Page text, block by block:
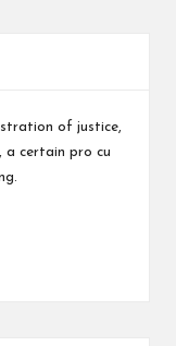
of justice,
a certain pro cu